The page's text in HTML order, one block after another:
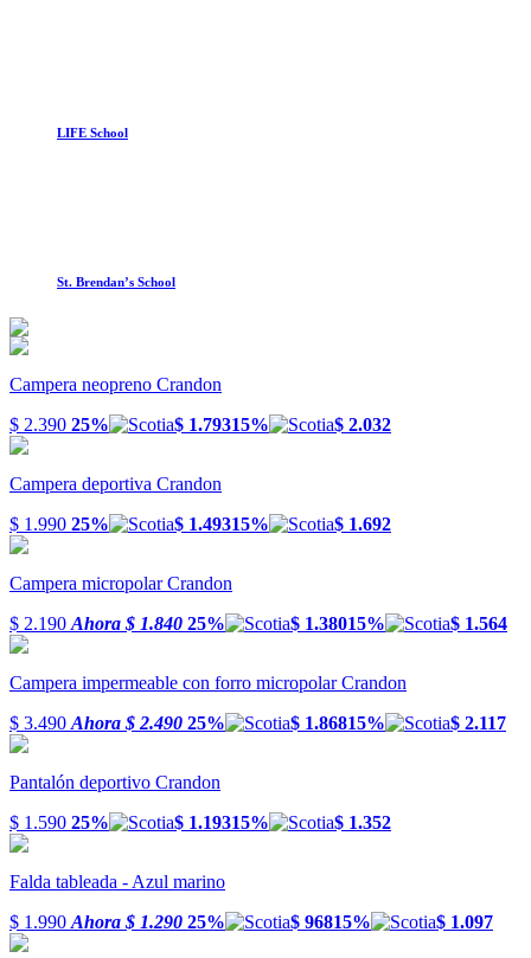
LIFE School
St. Brendan’s School
Campera neopreno Crandon
$ 2.390 25% $ 1.79315% $ 2.032
Campera deportiva Crandon
$ 1.990 25% $ 1.49315% $ 1.692
Campera micropolar Crandon
$ 2.190Ahora $ 1.840 25% $ 1.38015% $ 1.564
Campera impermeable con forro micropolar Crandon
$ 3.490Ahora $ 2.490 25% $ 1.86815% $ 2.117
Pantalón deportivo Crandon
$ 1.590 25% $ 1.19315% $ 1.352
Falda tableada - Azul marino
$ 1.990Ahora $ 1.290 25% $ 96815% $ 1.097